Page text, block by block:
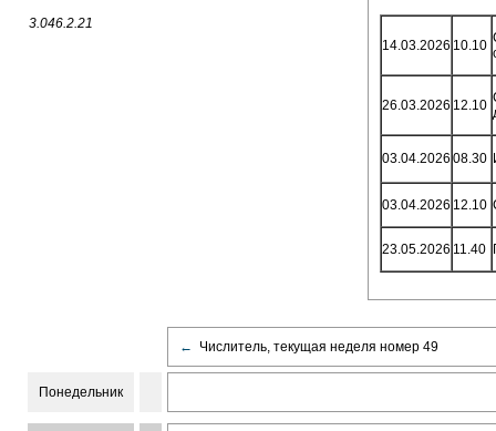
3.046.2.21
14.03.2026 10.10
26.03.2026 12.10
03.04.2026 08.30
03.04.2026 12.10
23.05.2026 11.40
← Числитель, текущая неделя номер 49
Понедельник